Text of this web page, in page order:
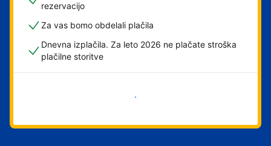
rezervacijo
Za vas bomo obdelali plačila
Dnevna izplačila. Za leto 2026 ne plačate stroška
plačilne storitve